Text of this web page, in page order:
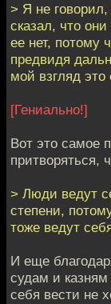
> Я не
сказал, что
ее нет, потому
предвидя
мой взгляд
[Гениально!]
Вот это самое
притворяться,
> Люди ведут
степени,
тоже ведут
И еще
судам и казням
себя вести не